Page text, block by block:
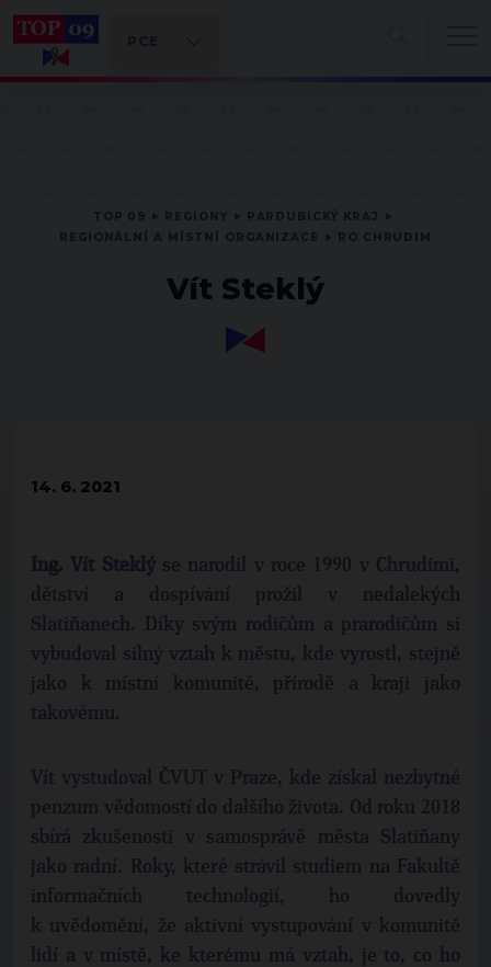
Vít Steklý
14. 6. 2021
Ing. Vít Steklýse narodil v roce 1990 v Chrudimi,
dětství a dospívání prožil v nedalekých
Slatiňanech. Díky svým rodičům a prarodičům si
vybudoval silný vztah k městu, kde vyrostl, stejně
jako k místní komunitě, přírodě a kraji jako
takovému.
Vít vystudoval ČVUT v Praze, kde získal nezbytné
penzum vědomostí do dalšího života. Od roku 2018
sbírá zkušenosti v samosprávě města Slatiňany
jako radní. Roky, které strávil studiem na Fakultě
informačních technologií, ho dovedly
k uvědomění, že aktivní vystupování v komunitě
lidí a v místě, ke kterému má vztah, je to, co ho